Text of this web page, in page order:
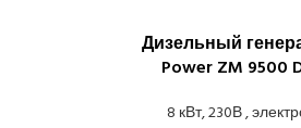
Дизельный
Power ZM 9500
8 кВт, 230В ,